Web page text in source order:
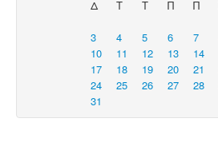
Δ
Τ Τ Π Π
3
4 5 6 7
10
11 12 13 14
17
18 19 20 21
24
25 26 27 28
31